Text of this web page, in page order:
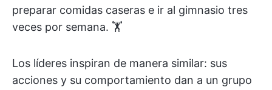
preparar comidas caseras e ir al gimnasio tres
veces por semana. 🏋️
Los líderes inspiran de manera similar: sus
acciones y su comportamiento dan a un grupo